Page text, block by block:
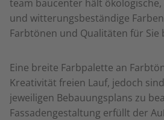
team baucenter hält
und witterungsbeständige
Farbtönen und Qualitäten für Sie
Eine breite Farbpalette an
Kreativität freien Lauf, jedoch
jeweiligen Bebauungsplans zu
Fassadengestaltung erfüllt der